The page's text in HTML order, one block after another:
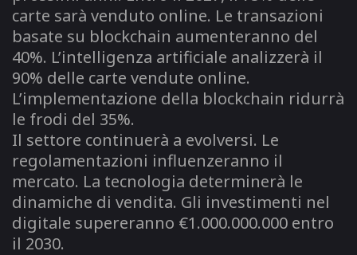
carte sarà venduto online. Le transazioni
basate su blockchain aumenteranno del
40%. L’intelligenza artificiale analizzerà il
90% delle carte vendute online.
L’implementazione della blockchain ridurrà
le frodi del 35%.
Il settore continuerà a evolversi. Le
regolamentazioni influenzeranno il
mercato. La tecnologia determinerà le
dinamiche di vendita. Gli investimenti nel
digitale supereranno €1.000.000.000 entro
il 2030.